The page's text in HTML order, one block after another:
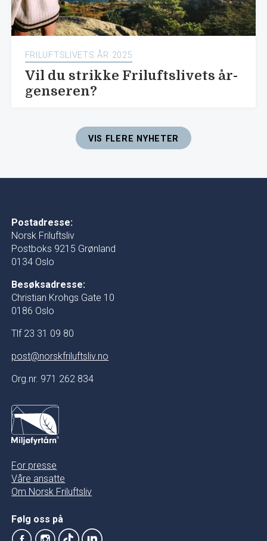
FRILUFTSLIVETS ÅR 2025
Vil du strikke Friluftslivets år-
genseren?
VIS FLERE NYHETER
Postadresse:
Norsk Friluftsliv
Postboks 9215 Grønland
0134 Oslo
Besøksadresse:
Christian Krohgs Gate 10
0186 Oslo
Tlf 23 31 09 80
post@norskfriluftsliv.no
Org.nr. 971 262 834
For presse
Våre ansatte
Om Norsk Friluftsliv
Følg oss på